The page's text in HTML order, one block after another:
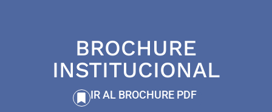
BROCHURE
INSTITUCIONAL
IR AL BROCHURE PDF